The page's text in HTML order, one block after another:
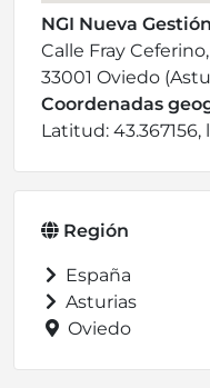
NGI Nueva
Calle Fray Ceferino,
33001 Oviedo
Coordenadas
Latitud:
Región
España
Asturias
Oviedo